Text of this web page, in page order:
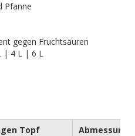
Pfanne
gegen Fruchtsäuren
| 4 L | 6 L
Topf